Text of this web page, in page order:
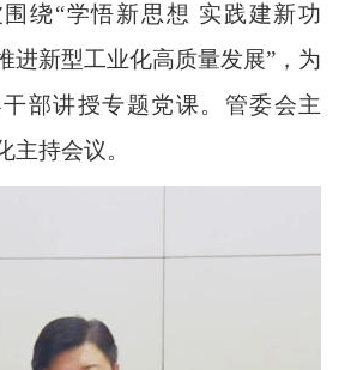
绕“学悟新思想 实践建新功
新型工业化高质量发展”，为
部讲授专题党课。管委会主
主持会议。